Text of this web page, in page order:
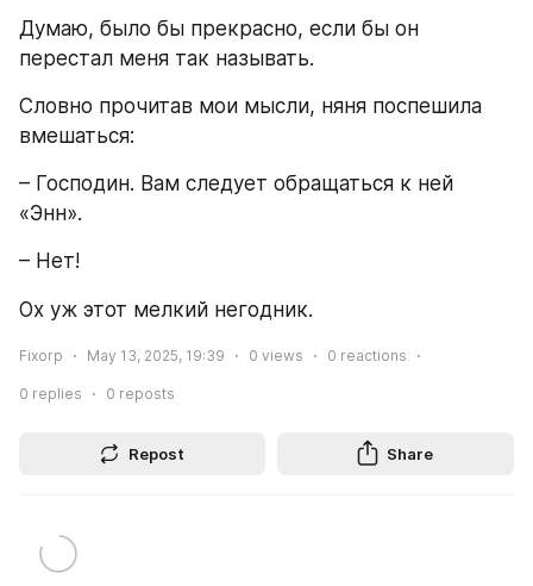
Думаю, было бы прекрасно, если бы он
перестал меня так называть.
Словно прочитав мои мысли, няня поспешила
вмешаться:
– Господин. Вам следует обращаться к ней
«Энн».
– Нет!
Ох уж этот мелкий негодник.
Fixorp May 13, 2025, 19:39 0 views 0 reactions
0 replies 0 reposts
Repost Share